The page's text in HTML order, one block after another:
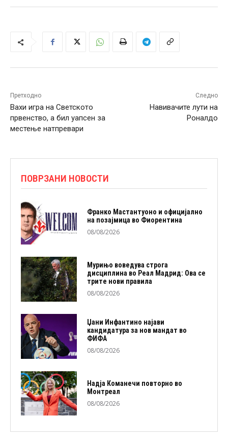
Претходно
Вахи игра на Светското
првенство, а бил уапсен за
местење натпревари
Следно
Навивачите лути на
Роналдо
ПОВРЗАНИ НОВОСТИ
Франко Мастантуоно и официјално
на позајмица во Фиорентина
08/08/2026
Мурињо воведува строга
дисциплина во Реал Мадрид: Ова се
трите нови правила
08/08/2026
Џани Инфантино најави
кандидатура за нов мандат во
ФИФА
08/08/2026
Надја Команечи повторно во
Монтреал
08/08/2026